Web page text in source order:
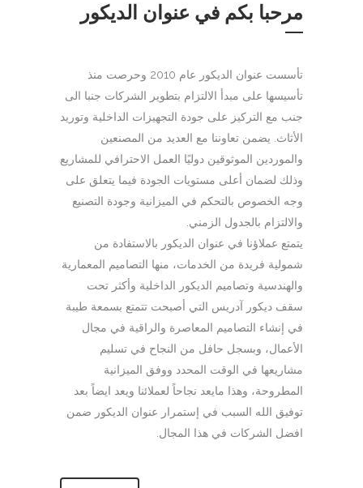
مرحبا بكم في عنوان الديكور
تأسست عنوان الديكور عام 2010 وحرصت منذ
تأسيسها على مبدأ الالتزام بتطوير الشركات جنبا الى
جنب مع التركيز على جودة التجهيزات الداخلية وتوريد
الأثاث. يضمن تعاوننا مع العديد من المصنعين
والموردين الموثوقين دوليًا العمل الاحترافي للمشاريع
وذلك لضمان أعلى مستويات الجودة فيما يتعلق على
وجه الخصوص بالتحكم في الميزانية وجودة التصنيع
والالتزام بالجدول الزمني.
يتمتع عملاؤنا في عنوان الديكور بالاستفادة من
شمولية فريدة من الخدمات، منها التصاميم المعمارية
والهندسية وتصاميم الديكور الداخلية وأكثر تحت
سقف ديكور آدريس التي أصبحت تتمتع بسمعة طيبة
في إنشاء التصاميم المعاصرة والراقية في مجال
الأعمال، وبسجل حافل من النجاح في تسليم
مشاريعها في الوقت المحدد ووفق الميزانية
المطروحة، وهذا مايعد نجاحاً لعملائنا ويعد ايضاً بعد
توفيق الله السبب في إستمرار عنوان الديكور ضمن
افضل الشركات في هذا المجال.